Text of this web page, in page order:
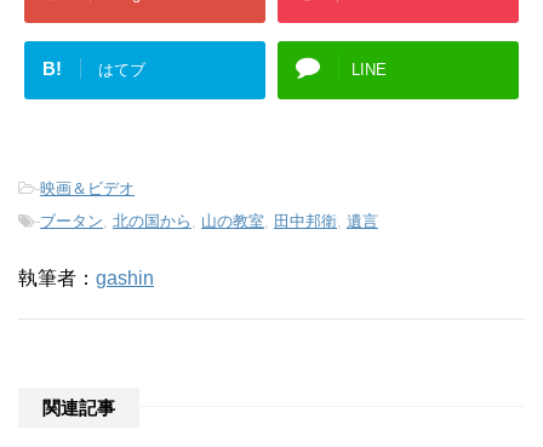
B! はてブ LINE
-映画＆ビデオ
-ブータン 北の国から 山の教室 田中邦衛 遺言
執筆者： gashin
関連記事